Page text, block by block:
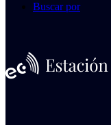
Buscar por